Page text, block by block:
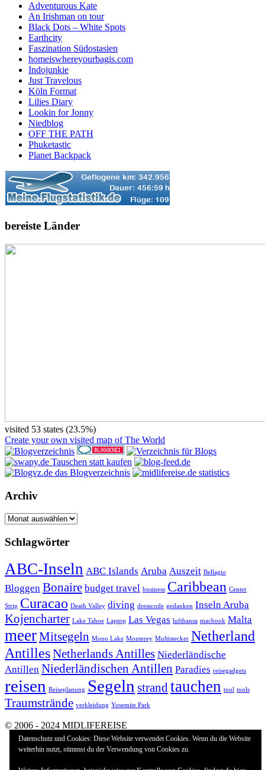
Datenschutz und Cookies: Diese Website verwendet Cookies. Wenn du die Website
weiterhin nutzt, stimmst du der Verwendung von Cookies zu.
Adventurous Kate
An Irishman on tour
Black Dots – White Spots
Earthcity
Faszination Südostasien
homeiswhereyourbagis.com
Indojunkie
Just Travelous
Köln Format
Lilies Diary
Lookin for Jonny
Niedblog
OFF THE PATH
Phuketastic
Planet Backpack
bereiste Länder
visited 53 states (23.5%)
Create your own visited map of The World
Archiv
Archiv
Schlagwörter
ABC-Inseln ABC Islands Aruba Auszeit Bellagio
Bloggen Bonaire budget travel business Caribbean Center
Strip Curacao Death Valley diving dresscode gedanken Inseln Aruba
Kojencharter Lake Tahoe Laptop Las Vegas lufthansa macbook Malta
meerMitsegeln Mono Lake Monterey Multistecker Netherland
AntillesNetherlands Antilles Niederländische
Antillen Niederländischen Antillen Paradies reisegadgets
reisen Reiseplanung Segeln strand tauchen tool tools
Traumstrände verkleidung Yosemite Park
© 2006 - 2024 MIDLIFEREISE